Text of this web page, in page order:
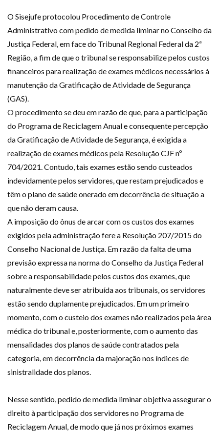
O Sisejufe protocolou Procedimento de Controle
Administrativo com pedido de medida liminar no Conselho da
Justiça Federal, em face do Tribunal Regional Federal da 2ª
Região, a fim de que o tribunal se responsabilize pelos custos
financeiros para realização de exames médicos necessários à
manutenção da Gratificação de Atividade de Segurança
(GAS).
O procedimento se deu em razão de que, para a participação
do Programa de Reciclagem Anual e consequente percepção
da Gratificação de Atividade de Segurança, é exigida a
realização de exames médicos pela Resolução CJF nº
704/2021. Contudo, tais exames estão sendo custeados
indevidamente pelos servidores, que restam prejudicados e
têm o plano de saúde onerado em decorrência de situação a
que não deram causa.
A imposição do ônus de arcar com os custos dos exames
exigidos pela administração fere a Resolução 207/2015 do
Conselho Nacional de Justiça. Em razão da falta de uma
previsão expressa na norma do Conselho da Justiça Federal
sobre a responsabilidade pelos custos dos exames, que
naturalmente deve ser atribuída aos tribunais, os servidores
estão sendo duplamente prejudicados. Em um primeiro
momento, com o custeio dos exames não realizados pela área
médica do tribunal e, posteriormente, com o aumento das
mensalidades dos planos de saúde contratados pela
categoria, em decorrência da majoração nos índices de
sinistralidade dos planos.
Nesse sentido, pedido de medida liminar objetiva assegurar o
direito à participação dos servidores no Programa de
Reciclagem Anual, de modo que já nos próximos exames